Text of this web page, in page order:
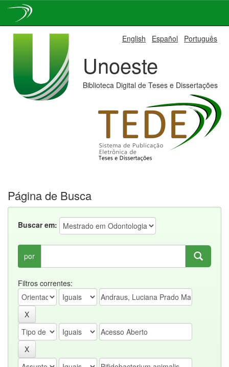
English Español Português
Unoeste
Biblioteca Digital de Teses e Dissertações
Página de Busca
Buscar em:
por
Filtros correntes: